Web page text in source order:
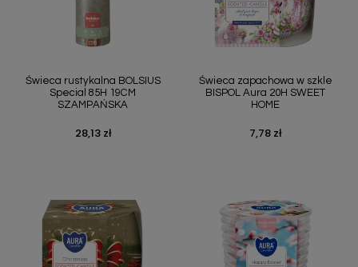
Świeca rustykalna BOLSIUS
Special 85H 19CM
SZAMPAŃSKA
Cena
28,13 zł
Świeca zapachowa w szkle
BISPOL Aura 20H SWEET
HOME
Cena
7,78 zł